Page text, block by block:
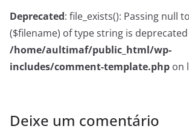
Deprecated: file_exists(): Passing null
($filename) of type string is
/home/aultimaf/public_html/wp-
includes/comment-template.php on
Deixe um comentário